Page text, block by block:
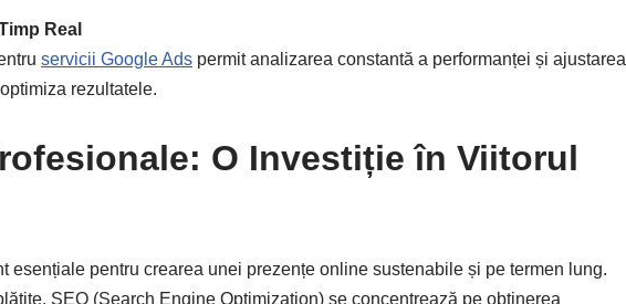
Real
servicii Google Ads permit analizarea constantă a performanței și ajustarea
rezultatele.
O Investiție în Viitorul
esențiale pentru crearea unei prezențe online sustenabile și pe termen lung.
SEO (Search Engine Optimization) se concentrează pe obținerea